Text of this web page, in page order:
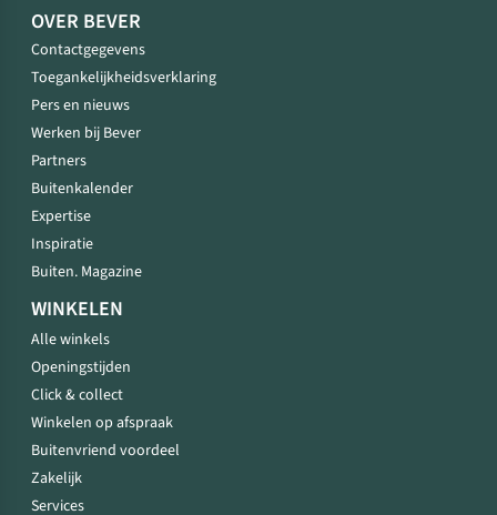
OVER BEVER
Contactgegevens
Toegankelijkheidsverklaring
Pers en nieuws
Werken bij Bever
Partners
Buitenkalender
Expertise
Inspiratie
Buiten. Magazine
WINKELEN
Alle winkels
Openingstijden
Click & collect
Winkelen op afspraak
Buitenvriend voordeel
Zakelijk
Services